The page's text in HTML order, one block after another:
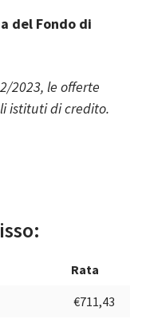
del Fondo di
2023, le offerte
istituti di credito.
Rata
€711,43